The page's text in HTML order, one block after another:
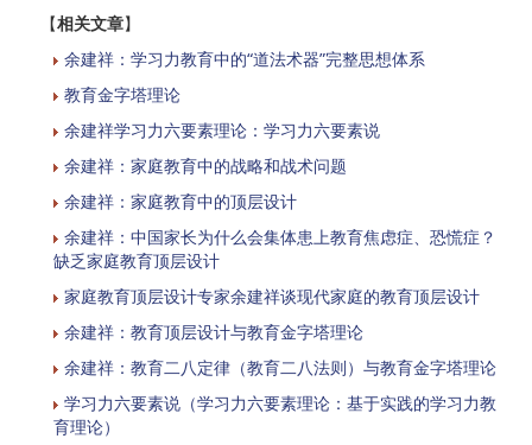
【相关文章】
余建祥：学习力教育中的“道法术器”完整思想体系
教育金字塔理论
余建祥学习力六要素理论：学习力六要素说
余建祥：家庭教育中的战略和战术问题
余建祥：家庭教育中的顶层设计
余建祥：中国家长为什么会集体患上教育焦虑症、恐慌症？
缺乏家庭教育顶层设计
家庭教育顶层设计专家余建祥谈现代家庭的教育顶层设计
余建祥：教育顶层设计与教育金字塔理论
余建祥：教育二八定律（教育二八法则）与教育金字塔理论
学习力六要素说（学习力六要素理论：基于实践的学习力教
育理论）